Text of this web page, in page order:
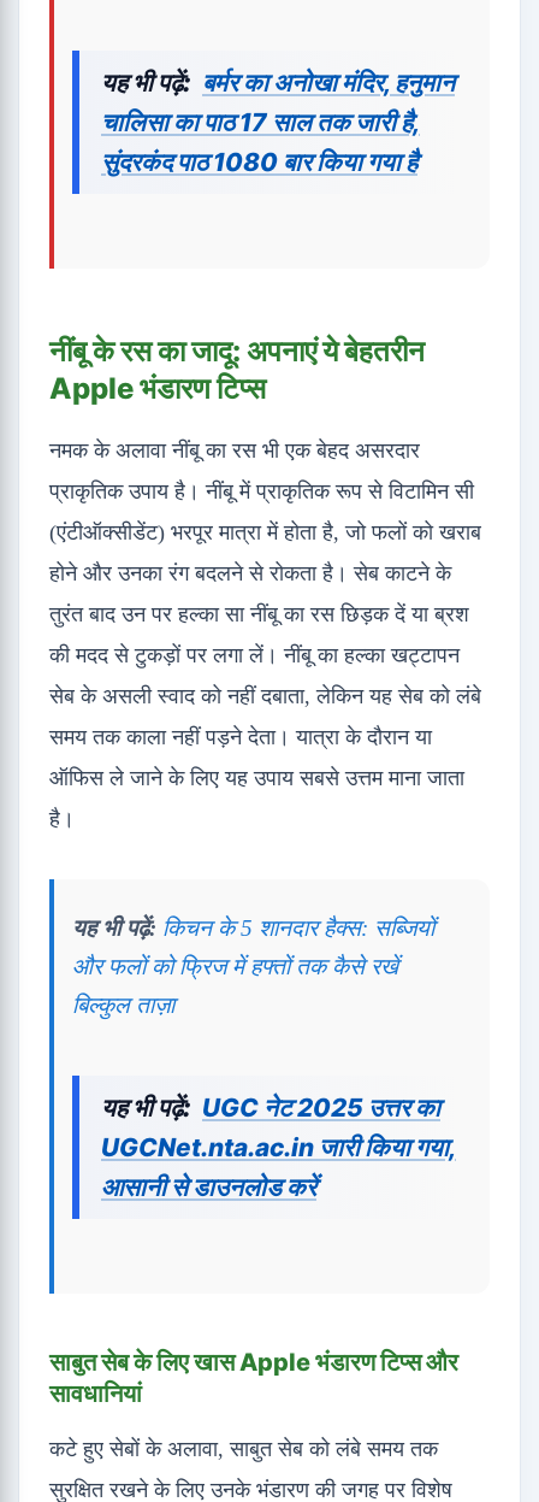
यह भी पढ़ें: बर्मर का अनोखा मंदिर, हनुमान
चालिसा का पाठ 17 साल तक जारी है,
सुंदरकंद पाठ 1080 बार किया गया है
नींबू के रस का जादू: अपनाएं ये बेहतरीन
Apple भंडारण टिप्स
नमक के अलावा नींबू का रस भी एक बेहद असरदार
प्राकृतिक उपाय है। नींबू में प्राकृतिक रूप से विटामिन सी
(एंटीऑक्सीडेंट) भरपूर मात्रा में होता है, जो फलों को खराब
होने और उनका रंग बदलने से रोकता है। सेब काटने के
तुरंत बाद उन पर हल्का सा नींबू का रस छिड़क दें या ब्रश
की मदद से टुकड़ों पर लगा लें। नींबू का हल्का खट्टापन
सेब के असली स्वाद को नहीं दबाता, लेकिन यह सेब को लंबे
समय तक काला नहीं पड़ने देता। यात्रा के दौरान या
ऑफिस ले जाने के लिए यह उपाय सबसे उत्तम माना जाता
है।
यह भी पढ़ें: किचन के 5 शानदार हैक्स: सब्जियों
और फलों को फ्रिज में हफ्तों तक कैसे रखें
बिल्कुल ताज़ा
यह भी पढ़ें: UGC नेट 2025 उत्तर का
UGCNet.nta.ac.in जारी किया गया,
आसानी से डाउनलोड करें
साबुत सेब के लिए खास Apple भंडारण टिप्स और
सावधानियां
कटे हुए सेबों के अलावा, साबुत सेब को लंबे समय तक
सुरक्षित रखने के लिए उनके भंडारण की जगह पर विशेष